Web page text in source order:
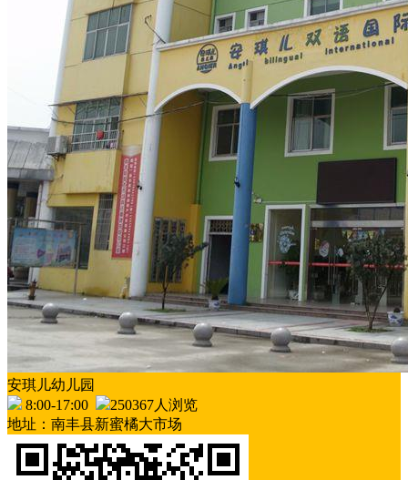
安琪儿幼儿园
8:00-17:00
250367人浏览
地址：南丰县新蜜橘大市场